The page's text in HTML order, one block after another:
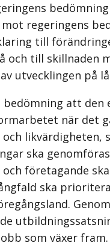
regeringens
till
och till skillnaden
utvecklingen på
att den
när det
ska
företagande
ska
som växer